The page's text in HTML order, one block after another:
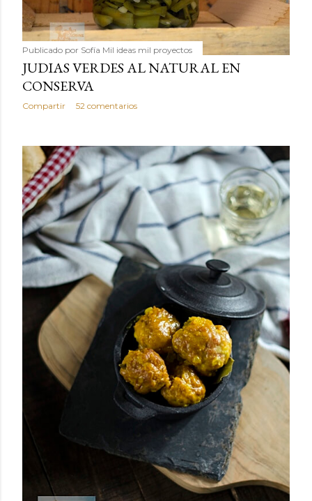
Publicado por Sofía Mil ideas mil proyectos
JUDIAS VERDES AL NATURAL EN
CONSERVA
Compartir 52 comentarios